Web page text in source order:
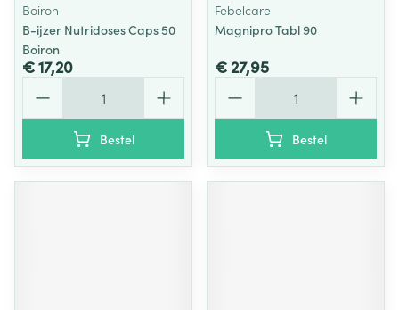
Boiron
B-ijzer Nutridoses Caps 50
Boiron
€ 17,20
Bestel
Febelcare
Magnipro Tabl 90
€ 27,95
Bestel